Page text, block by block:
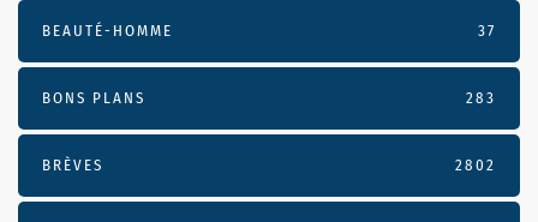
BEAUTÉ-HOMME 37
BONS PLANS 283
BRÈVES 2802